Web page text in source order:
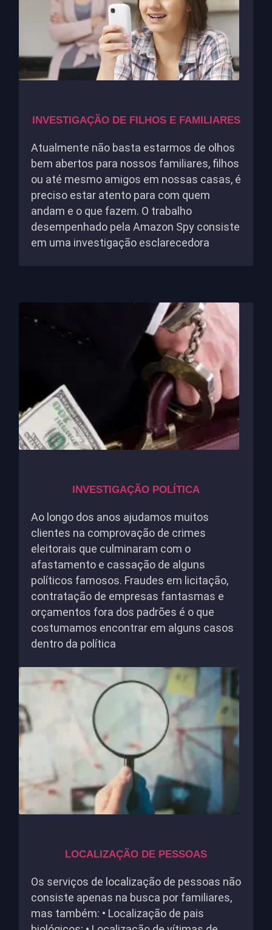
INVESTIGAÇÃO DE FILHOS E FAMILIARES
Atualmente não basta estarmos de olhos
bem abertos para nossos familiares, filhos
ou até mesmo amigos em nossas casas, é
preciso estar atento para com quem
andam e o que fazem. O trabalho
desempenhado pela Amazon Spy consiste
em uma investigação esclarecedora
INVESTIGAÇÃO POLÍTICA
Ao longo dos anos ajudamos muitos
clientes na comprovação de crimes
eleitorais que culminaram com o
afastamento e cassação de alguns
políticos famosos. Fraudes em licitação,
contratação de empresas fantasmas e
orçamentos fora dos padrões é o que
costumamos encontrar em alguns casos
dentro da política
LOCALIZAÇÃO DE PESSOAS
Os serviços de localização de pessoas não
consiste apenas na busca por familiares,
mas também: • Localização de pais